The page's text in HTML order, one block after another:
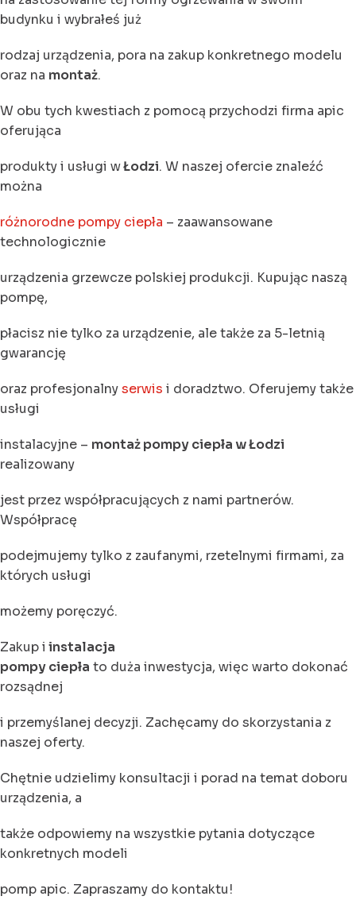
budynku i wybrałeś już
rodzaj urządzenia, pora na zakup konkretnego modelu
oraz na montaż.
W obu tych kwestiach z pomocą przychodzi firma apic
oferująca
produkty i usługi wŁodzi. W naszej ofercie znaleźć
można
różnorodne pompy ciepła – zaawansowane
technologicznie
urządzenia grzewcze polskiej produkcji. Kupując naszą
pompę,
płacisz nie tylko za urządzenie, ale także za 5-letnią
gwarancję
oraz profesjonalnyserwis i doradztwo. Oferujemy także
usługi
instalacyjne – montaż pompy ciepła w Łodzi
realizowany
jest przez współpracujących z nami partnerów.
Współpracę
podejmujemy tylko z zaufanymi, rzetelnymi firmami, za
których usługi
możemy poręczyć.
Zakup i instalacja
pompy ciepła to duża inwestycja, więc warto dokonać
rozsądnej
i przemyślanej decyzji. Zachęcamy do skorzystania z
naszej oferty.
Chętnie udzielimy konsultacji i porad na temat doboru
urządzenia, a
także odpowiemy na wszystkie pytania dotyczące
konkretnych modeli
pomp apic. Zapraszamy do kontaktu!